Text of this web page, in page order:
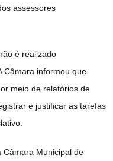
assessores
é realizado
Câmara informou que
meio de relatórios de
e justificar as tarefas
Câmara Municipal de